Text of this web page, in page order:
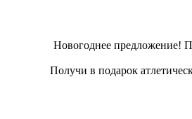
Новогоднее предложение!
Получи в подарок